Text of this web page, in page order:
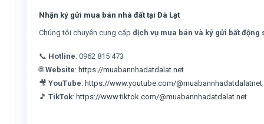
Nhận ký gửi mua bán nhà đất tại Đà Lạt
Chúng tôi chuyên cung cấp dịch vụ mua bán và ký gửi bất động
📞 Hotline: 0962 815 473
🌐Website:https://muabannhadatdalat.net
🎥YouTube:https://www.youtube.com/@muabannhadatdalatnet
🎵TikTok:https://www.tiktok.com/@muabannhadatdalat.net